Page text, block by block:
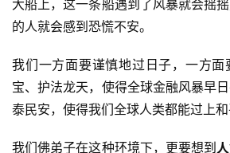
专
题
公
益
慈
善
大船上，这一条船遇到了风暴就会摇
的人就会感到恐慌不安。
我们一方面要谨慎地过日子，一方面
宝、护法龙天，使得全球金融风暴早
泰民安，使得我们全球人类都能过上和
我们佛弟子在这种环境下，更要想到